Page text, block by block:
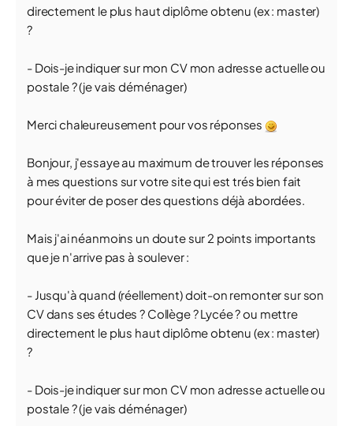
directement le plus haut diplôme obtenu (ex : master)
?
- Dois-je indiquer sur mon CV mon adresse actuelle ou
postale ? (je vais déménager)
Merci chaleureusement pour vos réponses
Bonjour, j'essaye au maximum de trouver les réponses
à mes questions sur votre site qui est trés bien fait
pour éviter de poser des questions déjà abordées.
Mais j'ai néanmoins un doute sur 2 points importants
que je n'arrive pas à soulever :
- Jusqu'à quand (réellement) doit-on remonter sur son
CV dans ses études ? Collège ? Lycée ? ou mettre
directement le plus haut diplôme obtenu (ex : master)
?
- Dois-je indiquer sur mon CV mon adresse actuelle ou
postale ? (je vais déménager)